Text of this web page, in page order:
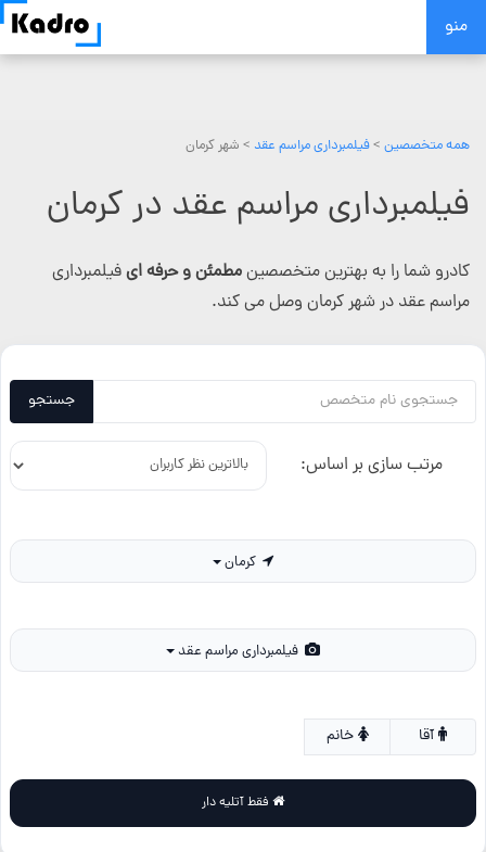
Skip
منو
همه متخصصین >فیلمبرداری مراسم عقد > شهر کرمان
فیلمبرداری مراسم عقد در کرمان
کادرو شما را به بهترین متخصصینمطمئن و حرفه ایفیلمبرداری
مراسم عقد در شهر کرمان وصل می کند.
جستجو
مرتب سازی بر اساس:
خانم